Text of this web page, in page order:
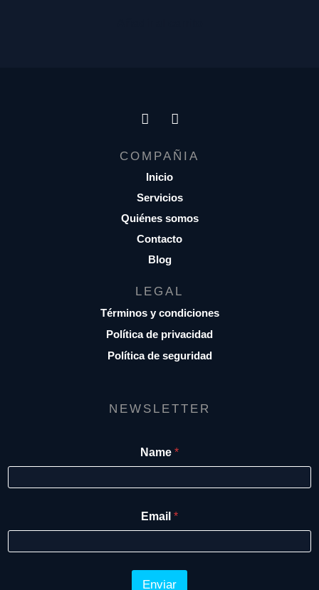
COMPAÑIA
Inicio
Servicios
Quiénes somos
Contacto
Blog
LEGAL
Términos y condiciones
Política de privacidad
Política de seguridad
NEWSLETTER
a
m
m
a
l
Name *
Email *
Enviar